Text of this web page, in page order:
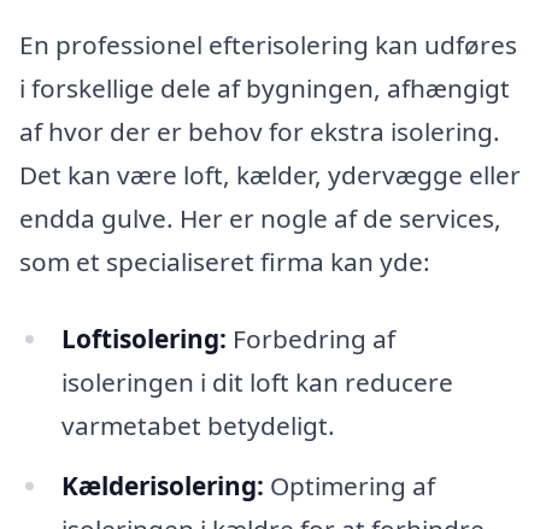
En professionel efterisolering kan udføres
i forskellige dele af bygningen, afhængigt
af hvor der er behov for ekstra isolering.
Det kan være loft, kælder, ydervægge eller
endda gulve. Her er nogle af de services,
som et specialiseret firma kan yde:
Loftisolering: Forbedring af
isoleringen i dit loft kan reducere
varmetabet betydeligt.
Kælderisolering: Optimering af